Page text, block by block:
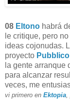
08 Eltono habrá
le critique, pero
ideas cojonudas.
proyecto Pubblico
la gente arranque
para alcanzar
veces, me
vi primero en Ektopia,